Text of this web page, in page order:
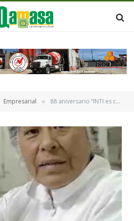
Empresarial » 88 aniversario “INTI es como una familia: se cuidan los valores y la salud”